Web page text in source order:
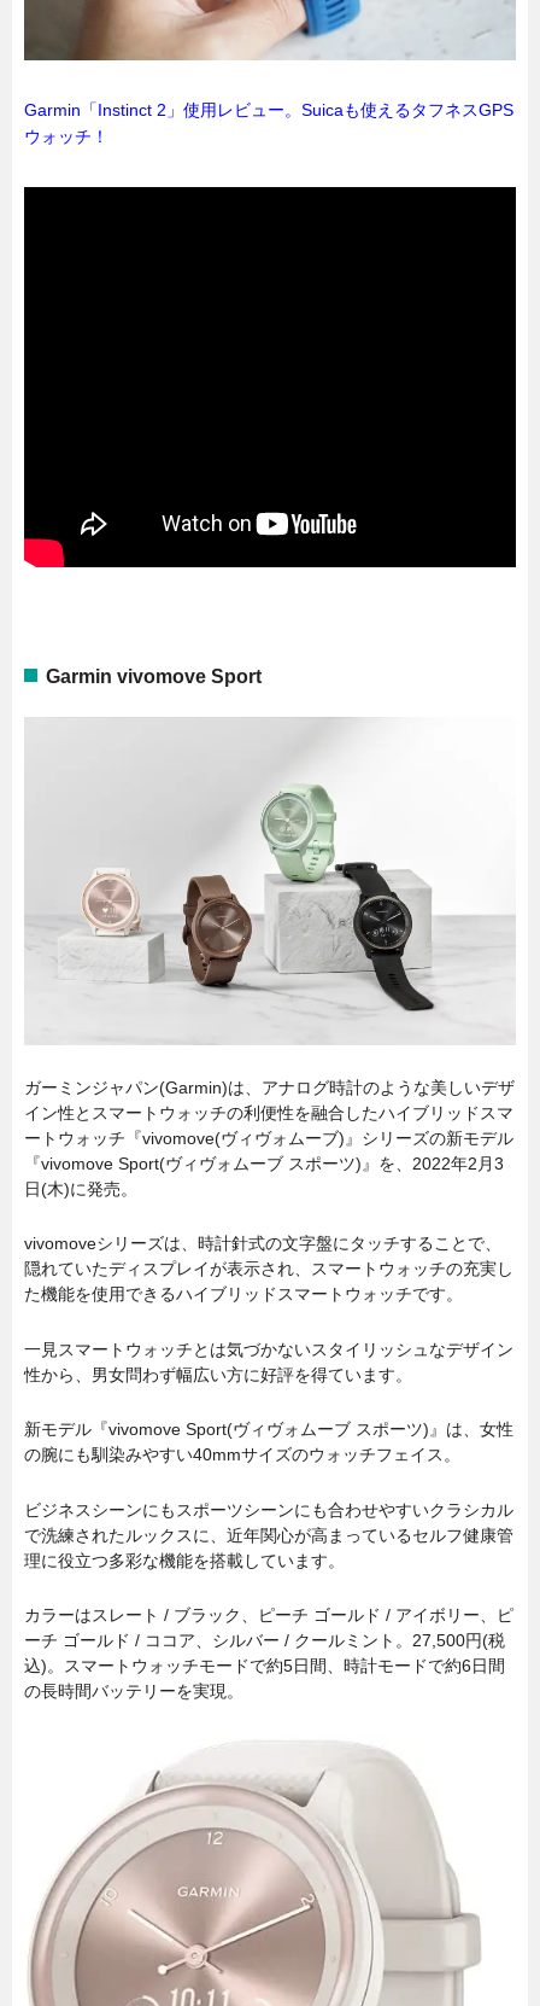
Garmin「Instinct 2」使用レビュー。Suicaも使えるタフネスGPS
ウォッチ！
Garmin vivomove Sport
ガーミンジャパン(Garmin)は、アナログ時計のような美しいデザ
イン性とスマートウォッチの利便性を融合したハイブリッドスマ
ートウォッチ『vivomove(ヴィヴォムーブ)』シリーズの新モデル
『vivomove Sport(ヴィヴォムーブ スポーツ)』を、2022年2月3
日(木)に発売。
vivomoveシリーズは、時計針式の文字盤にタッチすることで、
隠れていたディスプレイが表示され、スマートウォッチの充実し
た機能を使用できるハイブリッドスマートウォッチです。
一見スマートウォッチとは気づかないスタイリッシュなデザイン
性から、男女問わず幅広い方に好評を得ています。
新モデル『vivomove Sport(ヴィヴォムーブ スポーツ)』は、女性
の腕にも馴染みやすい40mmサイズのウォッチフェイス。
ビジネスシーンにもスポーツシーンにも合わせやすいクラシカル
で洗練されたルックスに、近年関心が高まっているセルフ健康管
理に役立つ多彩な機能を搭載しています。
カラーはスレート / ブラック、ピーチ ゴールド / アイボリー、ピ
ーチ ゴールド / ココア、シルバー / クールミント。27,500円(税
込)。スマートウォッチモードで約5日間、時計モードで約6日間
の長時間バッテリーを実現。